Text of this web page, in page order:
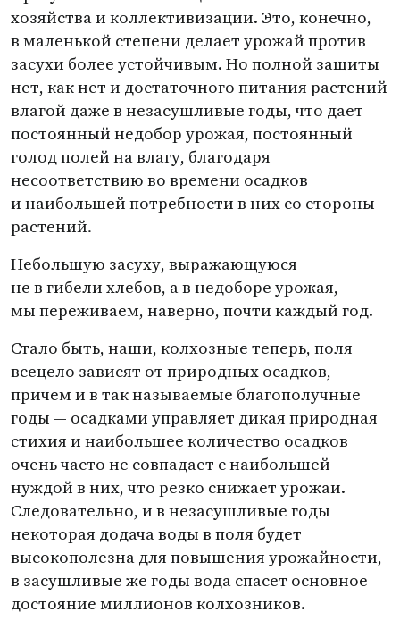
хозяйства и коллективизации. Это, конечно,
в маленькой степени делает урожай против
засухи более устойчивым. Но полной защиты
нет, как нет и достаточного питания растений
влагой даже в незасушливые годы, что дает
постоянный недобор урожая, постоянный
голод полей на влагу, благодаря
несоответствию во времени осадков
и наибольшей потребности в них со стороны
растений.
Небольшую засуху, выражающуюся
не в гибели хлебов, а в недоборе урожая,
мы переживаем, наверно, почти каждый год.
Стало быть, наши, колхозные теперь, поля
всецело зависят от природных осадков,
причем и в так называемые благополучные
годы — осадками управляет дикая природная
стихия и наибольшее количество осадков
очень часто не совпадает с наибольшей
нуждой в них, что резко снижает урожаи.
Следовательно, и в незасушливые годы
некоторая додача воды в поля будет
высокополезна для повышения урожайности,
в засушливые же годы вода спасет основное
достояние миллионов колхозников.